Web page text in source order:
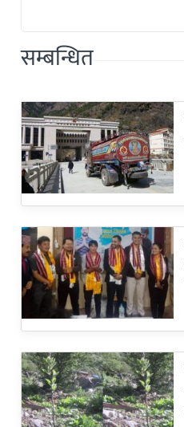
सम्बन्धित